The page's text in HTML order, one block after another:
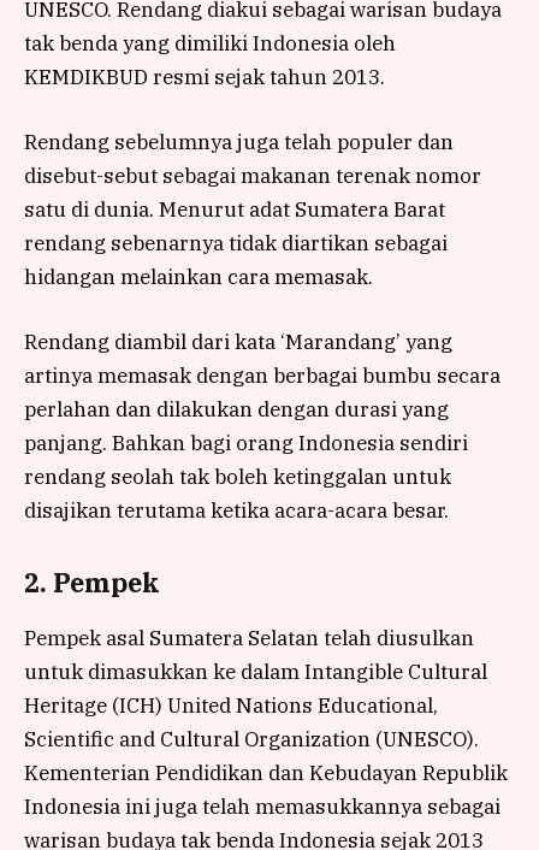
UNESCO. Rendang diakui sebagai warisan budaya
tak benda yang dimiliki Indonesia oleh
KEMDIKBUD resmi sejak tahun 2013.
Rendang sebelumnya juga telah populer dan
disebut-sebut sebagai makanan terenak nomor
satu di dunia. Menurut adat Sumatera Barat
rendang sebenarnya tidak diartikan sebagai
hidangan melainkan cara memasak.
Rendang diambil dari kata ‘Marandang’ yang
artinya memasak dengan berbagai bumbu secara
perlahan dan dilakukan dengan durasi yang
panjang. Bahkan bagi orang Indonesia sendiri
rendang seolah tak boleh ketinggalan untuk
disajikan terutama ketika acara-acara besar.
2. Pempek
Pempek asal Sumatera Selatan telah diusulkan
untuk dimasukkan ke dalam Intangible Cultural
Heritage (ICH) United Nations Educational,
Scientific and Cultural Organization (UNESCO).
Kementerian Pendidikan dan Kebudayan Republik
Indonesia ini juga telah memasukkannya sebagai
warisan budaya tak benda Indonesia sejak 2013